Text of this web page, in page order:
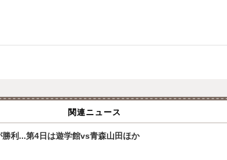
関連ニュース
勝利...第4日は遊学館vs青森山田ほか